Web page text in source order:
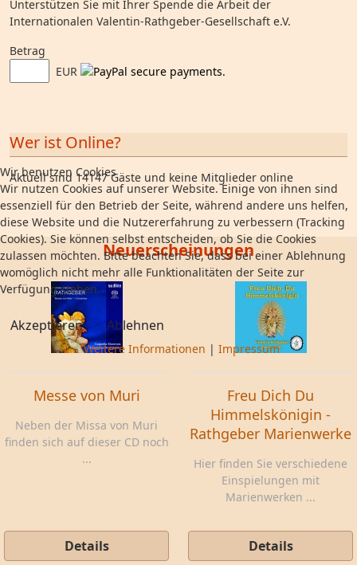
Unterstützen Sie mit Ihrer Spende die Arbeit der
Internationalen Valentin-Rathgeber-Gesellschaft e.V.
Betrag
EUR
Wer ist Online?
Aktuell sind 14147 Gäste und keine Mitglieder online
Neuerscheinungen
Messe von Muri
Neben der Missa von Muri
finden sich auf dieser CD noch
...
Details
Freu Dich Du
Himmelskönigin -
Rathgeber Marienwerke
Hier finden Sie verschiedene
Einspielungen mit
Marienwerken ...
Details
Wir benutzen Cookies
Wir nutzen Cookies auf unserer Website. Einige von ihnen sind
essenziell für den Betrieb der Seite, während andere uns helfen,
diese Website und die Nutzererfahrung zu verbessern (Tracking
Cookies). Sie können selbst entscheiden, ob Sie die Cookies
zulassen möchten. Bitte beachten Sie, dass bei einer Ablehnung
womöglich nicht mehr alle Funktionalitäten der Seite zur
Verfügung stehen.
Akzeptieren Ablehnen
Weitere Informationen | Impressum